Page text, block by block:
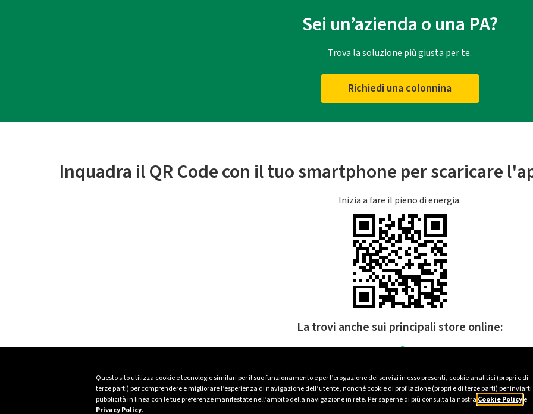
Questo sito utilizza cookie e tecnologie similari per il suo funzionamento e per l’erogazione dei servizi in esso presenti, cookie analitici (propri e di
terze parti) per comprendere e migliorare l’esperienza di navigazione dell’utente, nonché cookie di profilazione (propri e di terze parti) per inviarti
pubblicità in linea con le tue preferenze manifestate nell’ambito della navigazione in rete. Per saperne di più consulta la nostra Cookie Policye
Privacy Policy.
Sei un’azienda o una PA?
Trova la soluzione più giusta per te.
Richiedi una colonnina
Inquadra il QR Code con il tuo smartphone per scaricare
Inizia a fare il pieno di energia.
La trovi anche sui principali store online: